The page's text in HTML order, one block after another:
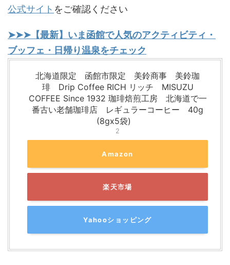
公式サイト をご確認ください
➤➤➤【最新】いま函館で人気のアクティビティ・
ブッフェ・日帰り温泉をチェック
北海道限定 函館市限定 美鈴商事 美鈴珈
琲 Drip Coffee RICH リッチ MISUZU
COFFEE Since 1932 珈琲焙煎工房 北海道で一
番古い老舗珈琲店 レギュラーコーヒー 40g
(8gx5袋)
2
Amazon
楽天市場
Yahooショッピング